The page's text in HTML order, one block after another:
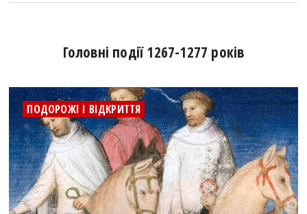
Головні події 1267-1277 років
ПОДОРОЖІ І ВІДКРИТТЯ